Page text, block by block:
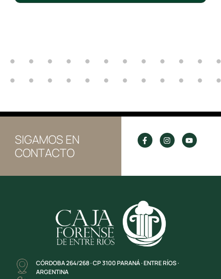
SIGAMOS EN
CONTACTO
CÓRDOBA 264/268 · CP 3100 PARANÁ · ENTRE RÍOS ·
ARGENTINA